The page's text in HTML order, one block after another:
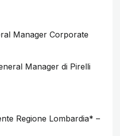
Manager Corporate
Manager di Pirelli
Regione Lombardia* –